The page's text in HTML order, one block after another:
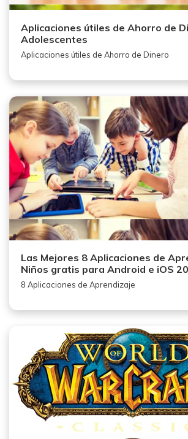
Aplicaciones útiles de Ahorro de
Adolescentes
Aplicaciones útiles de Ahorro de Dinero
Las Mejores 8 Aplicaciones de
Niños gratis para Android e iOS
8 Aplicaciones de Aprendizaje